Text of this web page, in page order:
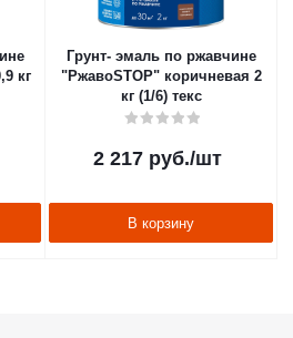
Грунт- эмаль по ржавчине
"РжавоSTOP" коричневая 2
кг (1/6) текс
2 217руб./шт
В корзину